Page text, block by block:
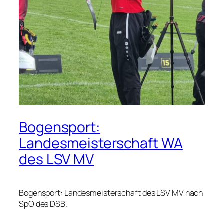
Bogensport:
Landesmeisterschaft WA
des LSV MV
Bogensport: Landesmeisterschaft des LSV MV nach
SpO des DSB.